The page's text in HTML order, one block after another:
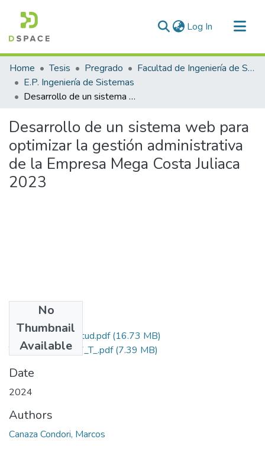
Log In (current)
Communities & Collections
All of DSpace
Statistics
Home Tesis Pregrado
Facultad de Ingeniería de Sistemas
E.P. Ingeniería de Sistemas
Desarrollo de un sistema web para optimizar la gestión administrativa de la Empresa Mega Costa Juliaca 2023
Desarrollo de un sistema web para
optimizar la gestión administrativa
de la Empresa Mega Costa Juliaca
2023
No
Thumbnail
Available
Grado de Similitud.pdf(16.73 MB)
T036_71742027_T_.pdf(7.39 MB)
Date
2024
Authors
Canaza Condori, Marcos